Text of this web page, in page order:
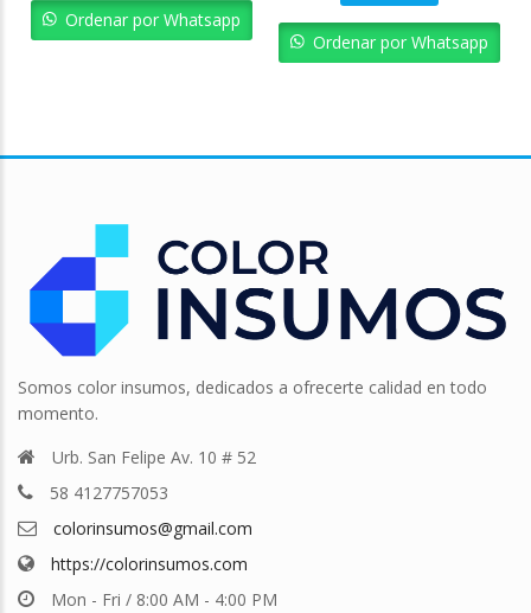
Ordenar por Whatsapp
Ordenar por Whatsapp
Somos color insumos, dedicados a ofrecerte calidad en todo
momento.
Urb. San Felipe Av. 10 # 52
58 4127757053
colorinsumos@gmail.com
https://colorinsumos.com
Mon - Fri / 8:00 AM - 4:00 PM